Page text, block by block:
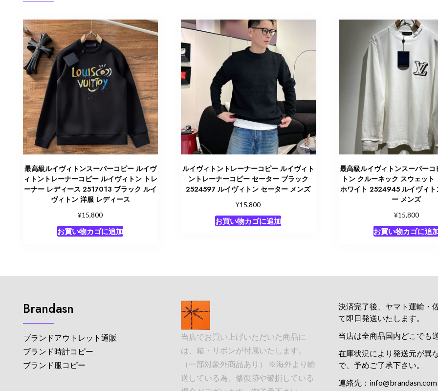
最高級ルイヴィトンスーパーコピー ルイヴ
ィトントレーナーコピー ルイヴィトン トレ
ーナー レディース 2517013 ブラック ルイ
ヴィトン 洋服 レディース
¥15,800
お買い物カゴに追加
ルイヴィトントレーナーコピー ルイヴィト
ントレーナーコピー セーター ブラック
2524597 ルイヴィトン セーター メンズ
¥15,800
お買い物カゴに追加
最高級ルイヴィトンスーパーコ
トン クルーネック スウェット
ホワイト 2524945 ルイヴィト
ー メンズ
¥15,800
お買い物カゴに追
Brandasn
ブランドアウトレット通販
ブランド時計コピー
ブランド服コピー
当店でお買い上げいただいた商品に
は、箱・リボンが付属いたします。
（一部対象外商品あり） ※海外より輸
送している為、修復跡や破損している
決済完了後、ヤマト運輸・
て即日発送いたします。
当店は全商品国内どこでも
在庫状況により発送元が異
で、予めご了承下さい。
連絡先： info@brandasn.com